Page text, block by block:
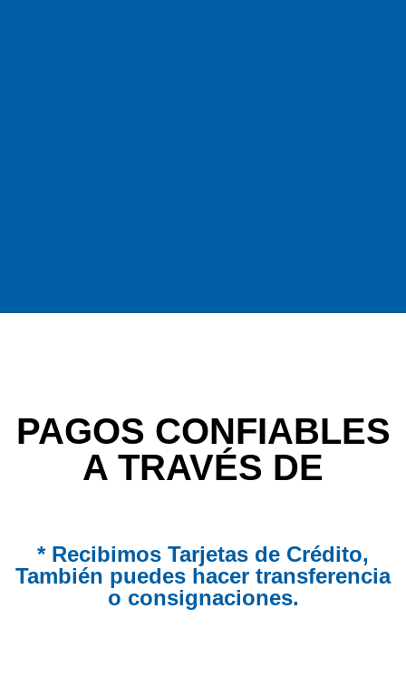
PAGOS CONFIABLES
A TRAVÉS DE
* Recibimos Tarjetas de Crédito,
También puedes hacer transferencia
o consignaciones.